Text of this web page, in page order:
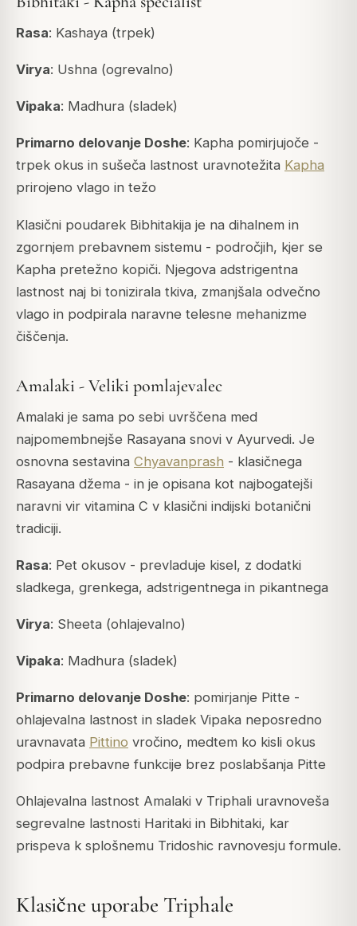
Rasa: Kashaya (trpek)
Virya: Ushna (ogrevalno)
Vipaka: Madhura (sladek)
Primarno delovanje Doshe: Kapha pomirjujoče -
trpek okus in sušeča lastnost uravnotežita Kapha
prirojeno vlago in težo
Klasični poudarek Bibhitakija je na dihalnem in
zgornjem prebavnem sistemu - področjih, kjer se
Kapha pretežno kopiči. Njegova adstrigentna
lastnost naj bi tonizirala tkiva, zmanjšala odvečno
vlago in podpirala naravne telesne mehanizme
čiščenja.
Amalaki - Veliki pomlajevalec
Amalaki je sama po sebi uvrščena med
najpomembnejše Rasayana snovi v Ayurvedi. Je
osnovna sestavina Chyavanprash - klasičnega
Rasayana džema - in je opisana kot najbogatejši
naravni vir vitamina C v klasični indijski botanični
tradiciji.
Rasa: Pet okusov - prevladuje kisel, z dodatki
sladkega, grenkega, adstrigentnega in pikantnega
Virya: Sheeta (ohlajevalno)
Vipaka: Madhura (sladek)
Primarno delovanje Doshe: pomirjanje Pitte -
ohlajevalna lastnost in sladek Vipaka neposredno
uravnavata Pittino vročino, medtem ko kisli okus
podpira prebavne funkcije brez poslabšanja Pitte
Ohlajevalna lastnost Amalaki v Triphali uravnoveša
segrevalne lastnosti Haritaki in Bibhitaki, kar
prispeva k splošnemu Tridoshic ravnovesju formule.
Klasične uporabe Triphale